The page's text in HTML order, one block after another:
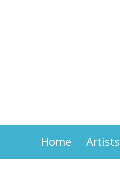
Home Artists